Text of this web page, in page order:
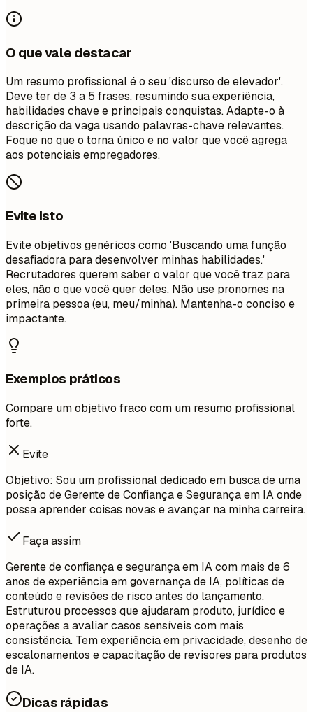
O que vale destacar
Um resumo profissional é o seu 'discurso de elevador'.
Deve ter de 3 a 5 frases, resumindo sua experiência,
habilidades chave e principais conquistas. Adapte-o à
descrição da vaga usando palavras-chave relevantes.
Foque no que o torna único e no valor que você agrega
aos potenciais empregadores.
Evite isto
Evite objetivos genéricos como 'Buscando uma função
desafiadora para desenvolver minhas habilidades.'
Recrutadores querem saber o valor que você traz para
eles, não o que você quer deles. Não use pronomes na
primeira pessoa (eu, meu/minha). Mantenha-o conciso e
impactante.
Exemplos práticos
Compare um objetivo fraco com um resumo profissional
forte.
Evite
Objetivo: Sou um profissional dedicado em busca de uma
posição de Gerente de Confiança e Segurança em IA onde
possa aprender coisas novas e avançar na minha carreira.
Faça assim
Gerente de confiança e segurança em IA com mais de 6
anos de experiência em governança de IA, políticas de
conteúdo e revisões de risco antes do lançamento.
Estruturou processos que ajudaram produto, jurídico e
operações a avaliar casos sensíveis com mais
consistência. Tem experiência em privacidade, desenho de
escalonamentos e capacitação de revisores para produtos
de IA.
Dicas rápidas